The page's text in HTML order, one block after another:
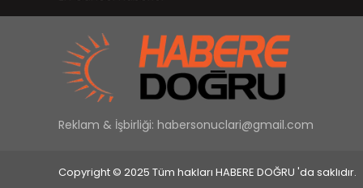
Reklam & İşbirliği: habersonuclari@gmail.com
Copyright © 2025 Tüm hakları HABERE DOĞRU 'da saklıdır.